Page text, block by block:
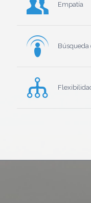
Empatía
Búsqueda